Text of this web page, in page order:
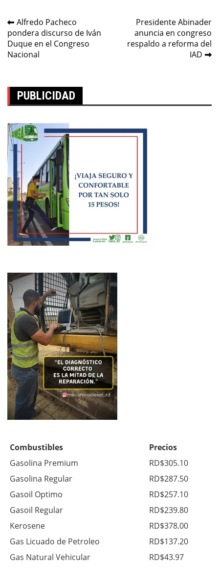
Navegación
de
entradas
Alfredo Pacheco
pondera discurso de Iván
Duque en el Congreso
Nacional
Presidente Abinader
anuncia en congreso
respaldo a reforma del
IAD
PUBLICIDAD
Combustibles
Precios
Gasolina Premium
RD$305.10
Gasolina Regular
RD$287.50
Gasoil Optimo
RD$257.10
Gasoil Regular
RD$239.80
Kerosene
RD$378.00
Gas Licuado de Petroleo
RD$137.20
Gas Natural Vehicular
RD$43.97